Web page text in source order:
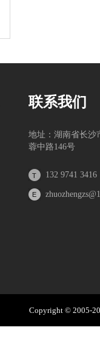
联系我们
地址：湖南省长沙
蓉中路146号
132 9741 3416
Copyright © 2005-